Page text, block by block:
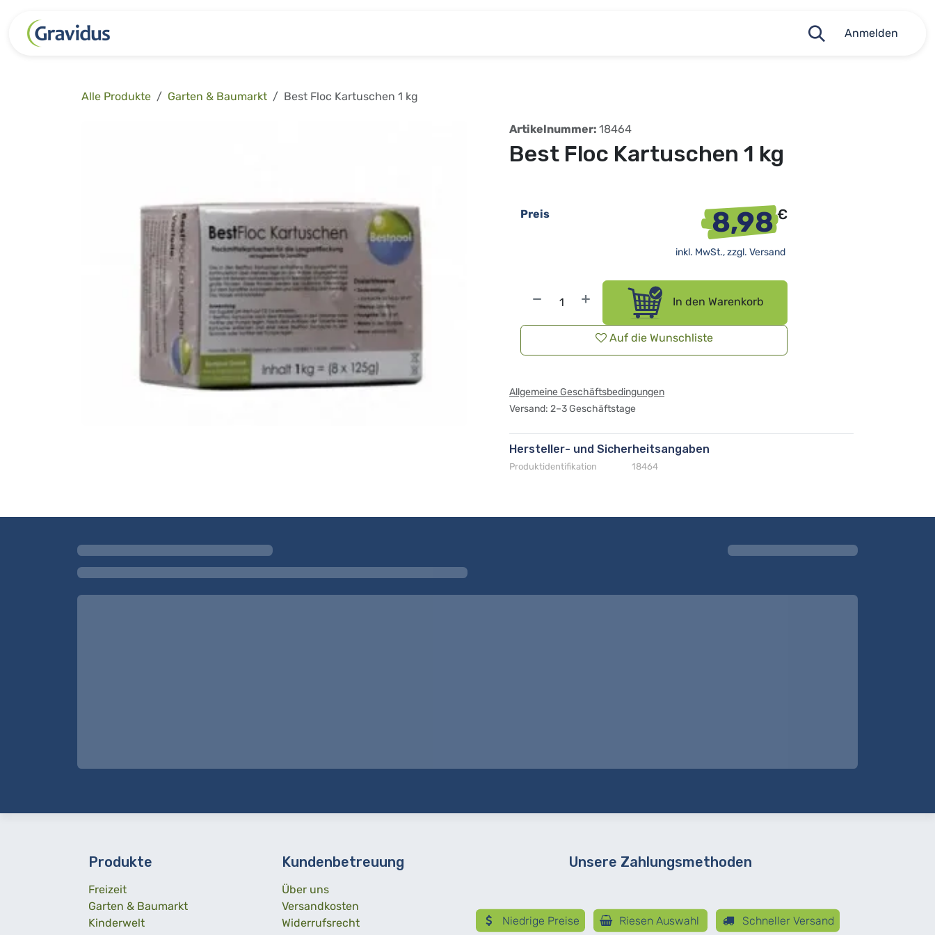
Anmelden
Alle Produkte Garten & Baumarkt Best Floc Kartuschen 1 kg
Artikelnummer: 18464
Best Floc Kartuschen 1 kg
In den Warenkorb
Auf die Wunschliste
Preis 8,98€
inkl. MwSt., zzgl. Versand
Allgemeine Geschäftsbedingungen
Versand: 2–3 Geschäftstage
Hersteller- und Sicherheitsangaben
Produktidentifikation 18464
Produkte
Freizeit
Garten & Baumarkt
Kinderwelt
Kundenbetreuung
Über uns
Versandkosten
Widerrufsrecht
Unsere Zahlungsmethoden
Niedrige Preise Riesen Auswahl Schneller Versand